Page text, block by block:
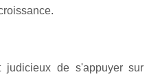
judicieux de s'appuyer sur